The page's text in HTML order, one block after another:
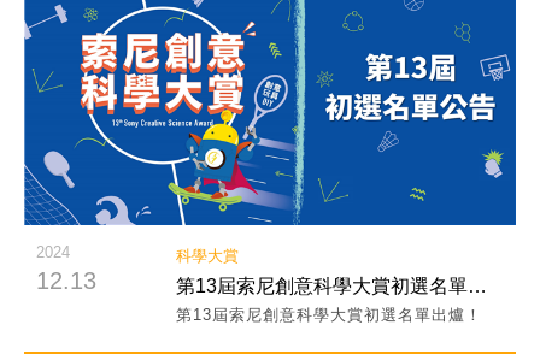
2024
12.13
科學大賞
第13屆索尼創意科學大賞初選名單出爐！
第13屆索尼創意科學大賞初選名單出爐！